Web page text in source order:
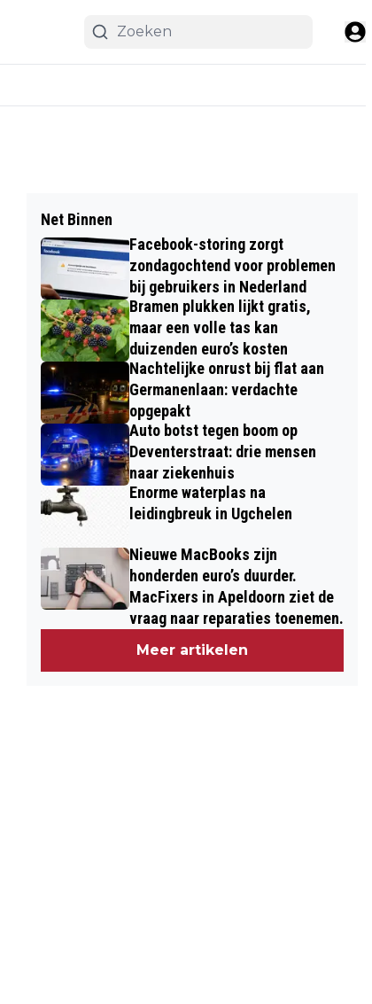
Net Binnen
Facebook-storing zorgt
zondagochtend voor problemen
bij gebruikers in Nederland
Bramen plukken lijkt gratis,
maar een volle tas kan
duizenden euro’s kosten
Nachtelijke onrust bij flat aan
Germanenlaan: verdachte
opgepakt
Auto botst tegen boom op
Deventerstraat: drie mensen
naar ziekenhuis
Enorme waterplas na
leidingbreuk in Ugchelen
Nieuwe MacBooks zijn
honderden euro’s duurder.
MacFixers in Apeldoorn ziet de
vraag naar reparaties toenemen.
Meer artikelen